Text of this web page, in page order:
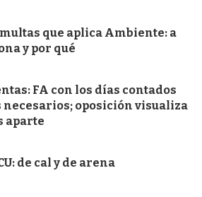
que aplica Ambiente: a
y por qué
FA con los días contados
oposición visualiza
aparte
de cal y de arena